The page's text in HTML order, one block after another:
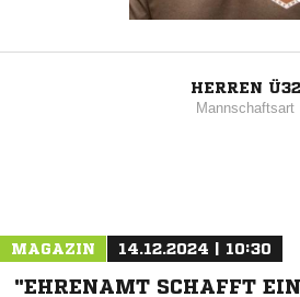
HERREN Ü32
Mannschaftsart
MAGAZIN 14.12.2024 | 10:30
"EHRENAMT SCHAFFT EIN